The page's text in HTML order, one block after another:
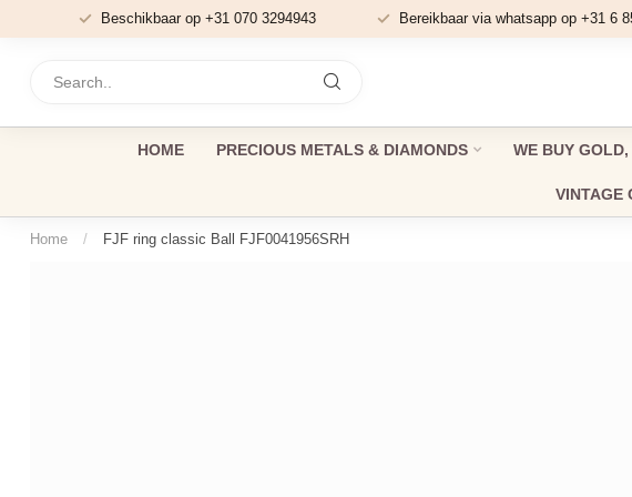
Beschikbaar op +31 070 3294943 Bereikbaar via whatsapp op +31 6
HOME PRECIOUS METALS & DIAMONDS WE BUY
VINTAGE
Home / FJF ring classic Ball FJF0041956SRH